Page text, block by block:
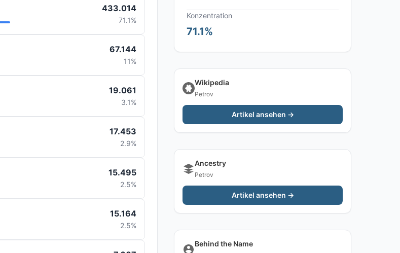
433.014
71.1%
67.144
11%
19.061
3.1%
17.453
2.9%
15.495
2.5%
15.164
2.5%
Konzentration
71.1%
Wikipedia
Petrov
Artikel ansehen →
Ancestry
Petrov
Artikel ansehen →
Behind the Name